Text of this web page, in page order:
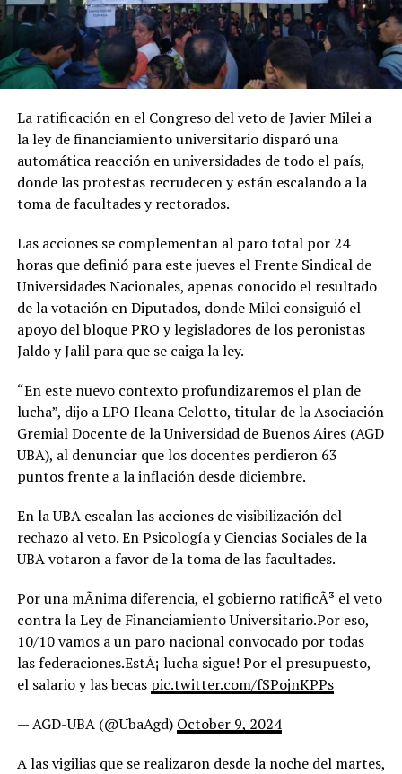
La ratificación en el Congreso del veto de Javier Milei a
la ley de financiamiento universitario disparó una
automática reacción en universidades de todo el país,
donde las protestas recrudecen y están escalando a la
toma de facultades y rectorados.
Las acciones se complementan al paro total por 24
horas que definió para este jueves el Frente Sindical de
Universidades Nacionales, apenas conocido el resultado
de la votación en Diputados, donde Milei consiguió el
apoyo del bloque PRO y legisladores de los peronistas
Jaldo y Jalil para que se caiga la ley.
“En este nuevo contexto profundizaremos el plan de
lucha”, dijo a LPO Ileana Celotto, titular de la Asociación
Gremial Docente de la Universidad de Buenos Aires (AGD
UBA), al denunciar que los docentes perdieron 63
puntos frente a la inflación desde diciembre.
En la UBA escalan las acciones de visibilización del
rechazo al veto. En Psicología y Ciencias Sociales de la
UBA votaron a favor de la toma de las facultades.
Por una mÃ­nima diferencia, el gobierno ratificÃ³ el veto
contra la Ley de Financiamiento Universitario.Por eso,
10/10 vamos a un paro nacional convocado por todas
las federaciones.EstÃ¡ lucha sigue! Por el presupuesto,
el salario y las becas pic.twitter.com/fSPojnKPPs
— AGD-UBA (@UbaAgd) October 9, 2024
A las vigilias que se realizaron desde la noche del martes,